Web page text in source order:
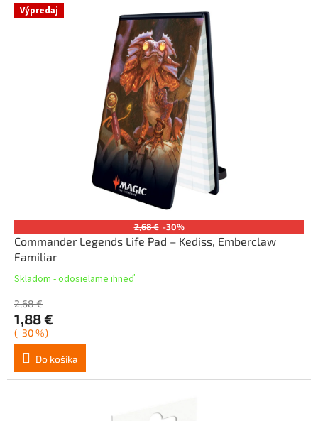
Výpredaj
2,68 € -30%
Commander Legends Life Pad – Kediss, Emberclaw
Familiar
Skladom - odosielame ihneď
2,68 €
1,88 €
(-30 %)
Do košíka